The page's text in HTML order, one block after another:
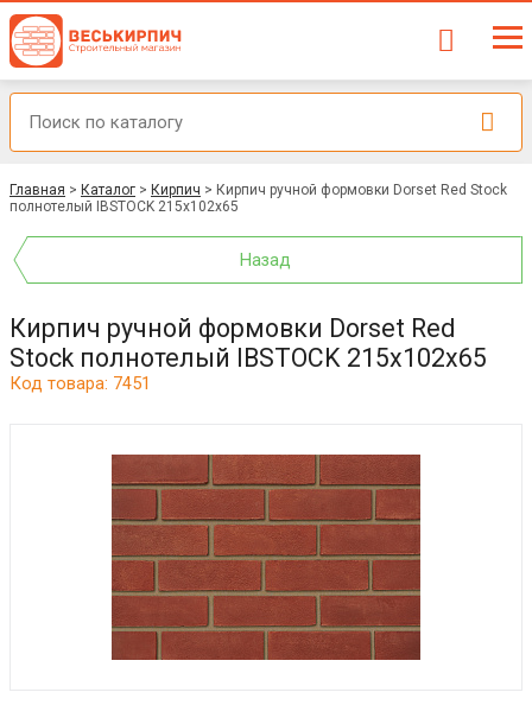
Главная > Каталог > Кирпич > Кирпич ручной формовки Dorset Red Stock
полнотелый IBSTOCK 215x102x65
Назад
Кирпич ручной формовки Dorset Red
Stock полнотелый IBSTOCK 215x102x65
Код товара: 7451